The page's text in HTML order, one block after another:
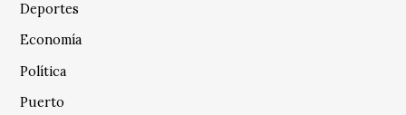
Deportes
Economía
Política
Puerto